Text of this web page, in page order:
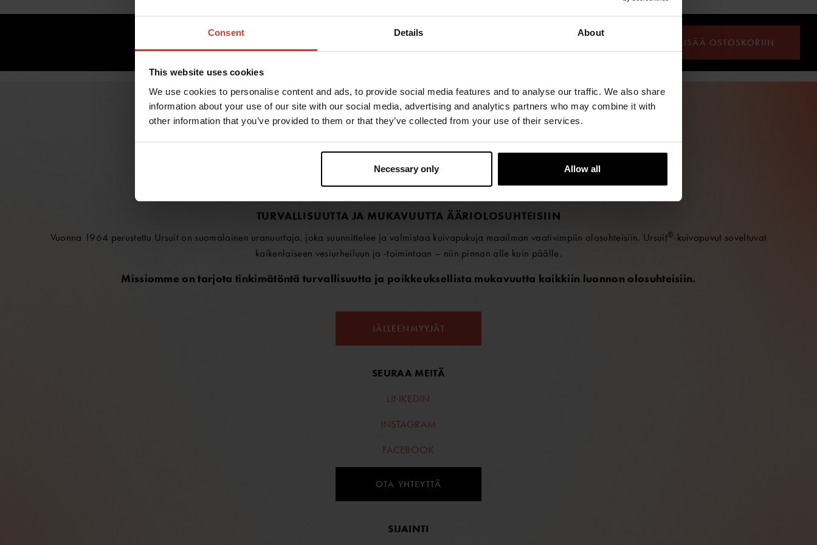
Consent Details About
This website uses cookies
We use cookies to personalise content and ads, to provide social media features and to analyse our traffic. We also share
information about your use of our site with our social media, advertising and analytics partners who may combine it with
other information that you’ve provided to them or that they’ve collected from your use of their services.
Necessary only Allow all
sis. ALV 0,00%
LISÄÄ OSTOSKORIIN
JÄLLEENMYYJÄT
SEURAA MEITÄ
LINKEDIN
INSTAGRAM
FACEBOOK
TURVALLISUUTTA JA MUKAVUUTTA ÄÄRIOLOSUHTEISIIN
Vuonna 1964 perustettu Ursuit on suomalainen uranuurtaja, joka suunnittelee ja valmistaa kuivapukuja maailman vaativimpiin olosuhteisiin. Ursuit®-kuivapuvut soveltuvat
kaikenlaiseen vesiurheiluun ja -toimintaan – niin pinnan alle kuin päälle.
Missiomme on tarjota tinkimätöntä turvallisuutta ja poikkeuksellista mukavuutta kaikkiin luonnon olosuhteisiin.
OTA YHTEYTTÄ
SIJAINTI